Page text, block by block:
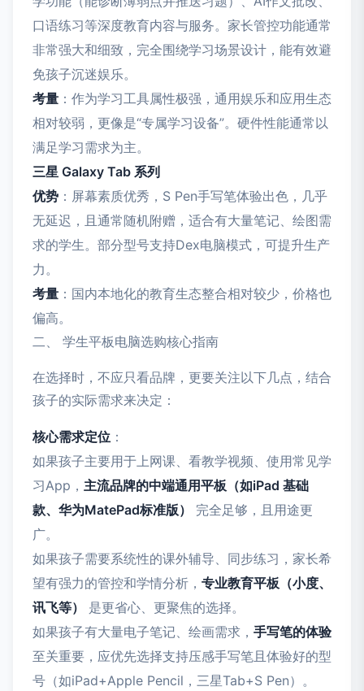
口语练习等深度教育内容与服务。家长管控功能通常
非常强大和细致，完全围绕学习场景设计，能有效避
免孩子沉迷娱乐。
考量 ：作为学习工具属性极强，通用娱乐和应用生态
相对较弱，更像是“专属学习设备”。硬件性能通常以
满足学习需求为主。
三星 Galaxy Tab 系列
优势 ：屏幕素质优秀，S Pen手写笔体验出色，几乎
无延迟，且通常随机附赠，适合有大量笔记、绘图需
求的学生。部分型号支持Dex电脑模式，可提升生产
力。
考量 ：国内本地化的教育生态整合相对较少，价格也
偏高。
二、 学生平板电脑选购核心指南
在选择时，不应只看品牌，更要关注以下几点，结合
孩子的实际需求来决定：
核心需求定位 ：
如果孩子主要用于上网课、看教学视频、使用常见学
习App， 主流品牌的中端通用平板（如iPad 基础
款、华为MatePad标准版）
完全足够，且用途更
广。
如果孩子需要系统性的课外辅导、同步练习，家长希
望有强力的管控和学情分析， 专业教育平板（小度、
讯飞等）
是更省心、更聚焦的选择。
如果孩子有大量电子笔记、绘画需求， 手写笔的体验
至关重要，应优先选择支持压感手写笔且体验好的型
号（如iPad+Apple Pencil，三星Tab+S Pen）。